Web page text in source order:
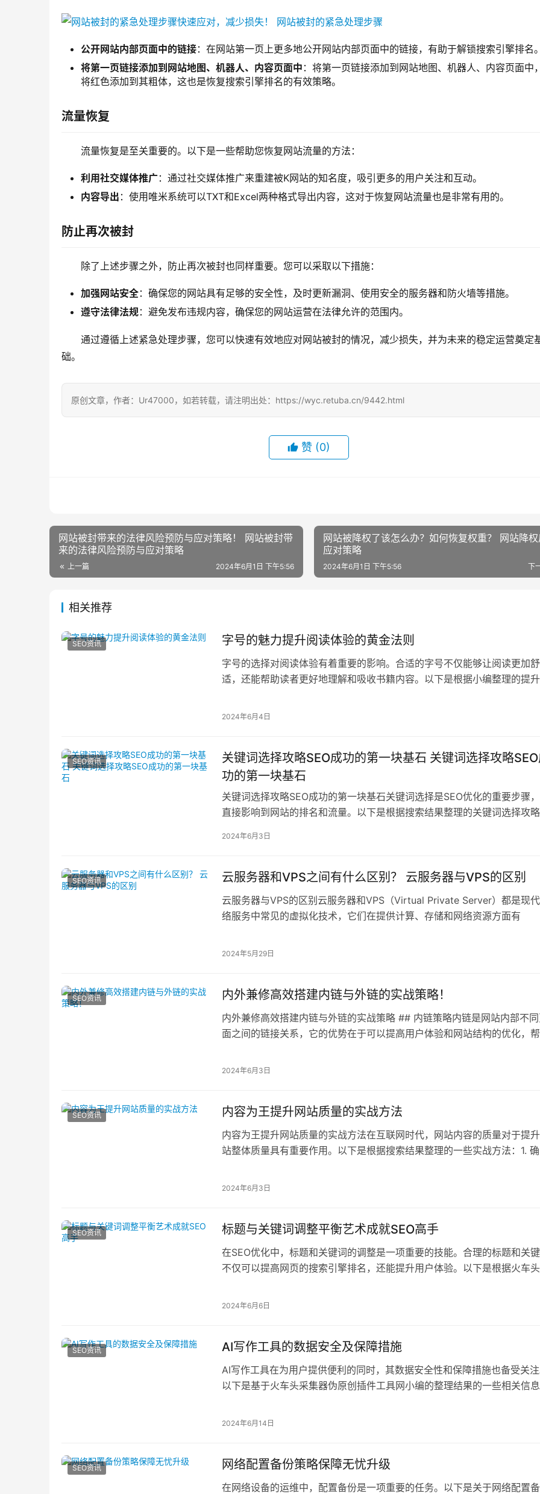
公开网站内部页面中的链接：在网站第一页上更多地公开网站内部页面中的链接，有助于解锁搜索引擎排名
将第一页链接添加到网站地图、机器人、内容页面中 ：将第一页链接添加到网站地图、机器人、内容页面中
将红色添加到其粗体，这也是恢复搜索引擎排名的有效策略。
流量恢复
流量恢复是至关重要的。以下是一些帮助您恢复网站流量的方法：
利用社交媒体推广：通过社交媒体推广来重建被K网站的知名度，吸引更多的用户关注和互动。
内容导出 ：使用唯米系统可以TXT和Excel两种格式导出内容，这对于恢复网站流量也是非常有用的。
防止再次被封
除了上述步骤之外，防止再次被封也同样重要。您可以采取以下措施：
加强网站安全：确保您的网站具有足够的安全性，及时更新漏洞、使用安全的服务器和防火墙等措施。
遵守法律法规：避免发布违规内容，确保您的网站运营在法律允许的范围内。
通过遵循上述紧急处理步骤，您可以快速有效地应对网站被封的情况，减少损失，并为未来的稳定运营奠定
础。
原创文章，作者：Ur47000，如若转载，请注明出处：https://wyc.retuba.cn/9442.html
赞 (0)
网站被封带来的法律风险预防与应对策略！ 网站被封带
来的法律风险预防与应对策略
上一篇 2024年6月1日 下午5:56
网站被降权了该怎么办？如何恢复权重？ 网站降
应对策略
下
2024年6月1日 下午5:56
相关推荐
SEO资讯 字号的魅力提升阅读体验的黄金法则
字号的选择对阅读体验有着重要的影响。合适的字号不仅能够让阅读更加舒
适，还能帮助读者更好地理解和吸收书籍内容。以下是根据小编整理的提
2024年6月4日
SEO资讯
关键词选择攻略SEO成功的第一块基石 关键词选择攻略
功的第一块基石
关键词选择攻略SEO成功的第一块基石关键词选择是SEO优化的重要步骤
直接影响到网站的排名和流量。以下是根据搜索结果整理的关键词选择攻
2024年6月3日
SEO资讯 云服务器和VPS之间有什么区别？ 云服务器与VPS的区别
云服务器与VPS的区别云服务器和VPS（Virtual Private Server）都是现
络服务中常见的虚拟化技术，它们在提供计算、存储和网络资源方面有
2024年5月29日
SEO资讯 内外兼修高效搭建内链与外链的实战策略！
内外兼修高效搭建内链与外链的实战策略 ## 内链策略内链是网站内部不
面之间的链接关系，它的优势在于可以提高用户体验和网站结构的优化，
2024年6月3日
SEO资讯 内容为王提升网站质量的实战方法
内容为王提升网站质量的实战方法在互联网时代，网站内容的质量对于提
站整体质量具有重要作用。以下是根据搜索结果整理的一些实战方法：1.
2024年6月3日
SEO资讯 标题与关键词调整平衡艺术成就SEO高手
在SEO优化中，标题和关键词的调整是一项重要的技能。合理的标题和关
不仅可以提高网页的搜索引擎排名，还能提升用户体验。以下是根据火车
2024年6月6日
SEO资讯 AI写作工具的数据安全及保障措施
AI写作工具在为用户提供便利的同时，其数据安全性和保障措施也备受关
以下是基于火车头采集器伪原创插件工具网小编的整理结果的一些相关信
2024年6月14日
SEO资讯 网络配置备份策略保障无忧升级
在网络设备的运维中，配置备份是一项重要的任务。以下是关于网络配置